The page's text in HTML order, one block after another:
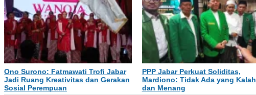
Ono Surono: Fatmawati Trofi Jabar
Jadi Ruang Kreativitas dan Gerakan
Sosial Perempuan
PPP Jabar Perkuat Soliditas,
Mardiono: Tidak Ada yang Kalah
dan Menang